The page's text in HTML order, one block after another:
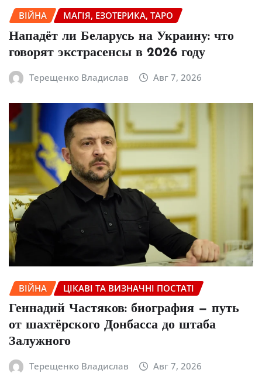
ВІЙНА МАГІЯ, ЕЗОТЕРИКА, ТАРО
Нападёт ли Беларусь на Украину: что
говорят экстрасенсы в 2026 году
Терещенко Владислав Авг 7, 2026
ВІЙНА ЦІКАВІ ТА ВИЗНАЧНІ ПОСТАТІ
Геннадий Частяков: биография — путь
от шахтёрского Донбасса до штаба
Залужного
Терещенко Владислав Авг 7, 2026